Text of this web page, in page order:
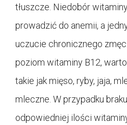
tłuszcze. Niedobór
prowadzić do anemii, a
uczucie chronicznego
poziom witaminy B12,
takie jak mięso, ryby, jaja,
mleczne. W przypadku
odpowiedniej ilości